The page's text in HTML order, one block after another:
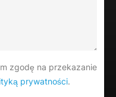
zgodę na przekazanie
prywatności.